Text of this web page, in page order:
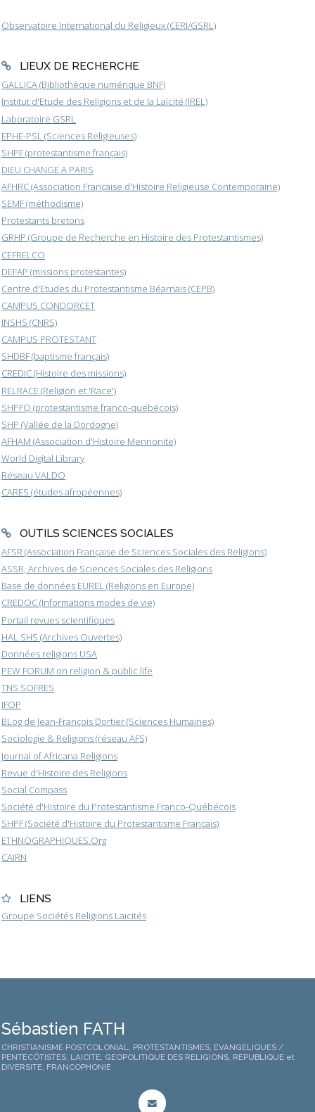
Observatoire International du Religieux (CERI/GSRL)
LIEUX DE RECHERCHE
GALLICA (Bibliothèque numérique BNF)
Institut d'Etude des Religions et de la Laïcité (IREL)
Laboratoire GSRL
EPHE-PSL (Sciences Religieuses)
SHPF (protestantisme français)
DIEU CHANGE A PARIS
AFHRC (Association Française d'Histoire Religieuse Contemporaine)
SEMF (méthodisme)
Protestants bretons
GRHP (Groupe de Recherche en Histoire des Protestantismes)
CEFRELCO
DEFAP (missions protestantes)
Centre d'Etudes du Protestantisme Béarnais (CEPB)
CAMPUS CONDORCET
INSHS (CNRS)
CAMPUS PROTESTANT
SHDBF (baptisme français)
CREDIC (Histoire des missions)
RELRACE (Religion et 'Race')
SHPFQ (protestantisme franco-québécois)
SHP (Vallée de la Dordogne)
AFHAM (Association d'Histoire Mennonite)
World Digital Library
Réseau VALDO
CARES (études afropéennes)
OUTILS SCIENCES SOCIALES
AFSR (Association Française de Sciences Sociales des Religions)
ASSR, Archives de Sciences Sociales des Religions
Base de données EUREL (Religions en Europe)
CREDOC (Informations modes de vie)
Portail revues scientifiques
HAL SHS (Archives Ouvertes)
Données religions USA
PEW FORUM on religion & public life
TNS SOFRES
IFOP
BLog de Jean-François Dortier (Sciences Humaines)
Sociologie & Religions (réseau AFS)
Journal of Africana Religions
Revue d'Histoire des Religions
Social Compass
Société d'Histoire du Protestantisme Franco-Québécois
SHPF (Société d'Histoire du Protestantisme Français)
ETHNOGRAPHIQUES.Org
CAIRN
LIENS
Groupe Sociétés Religions Laïcités
Sébastien FATH
CHRISTIANISME POSTCOLONIAL, PROTESTANTISMES, EVANGELIQUES /
PENTECÔTISTES, LAICITE, GEOPOLITIQUE DES RELIGIONS, REPUBLIQUE et
DIVERSITE, FRANCOPHONIE